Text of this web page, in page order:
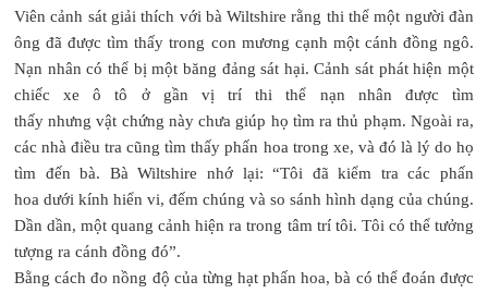
Viên cảnh sát giải thích với bà Wiltshire rằng thi thể một người đàn
ông đã được tìm thấy trong con mương cạnh một cánh đồng ngô.
Nạn nhân có thể bị một băng đảng sát hại. Cảnh sát phát hiện một
chiếc xe ô tô ở gần vị trí thi thể nạn nhân được tìm
thấy nhưng vật chứng này chưa giúp họ tìm ra thủ phạm. Ngoài ra,
các nhà điều tra cũng tìm thấy phấn hoa trong xe, và đó là lý do họ
tìm đến bà. Bà Wiltshire nhớ lại: “Tôi đã kiểm tra các phấn
hoa dưới kính hiển vi, đếm chúng và so sánh hình dạng của chúng.
Dần dần, một quang cảnh hiện ra trong tâm trí tôi. Tôi có thể tưởng
tượng ra cánh đồng đó”.
Bằng cách đo nồng độ của từng hạt phấn hoa, bà có thể đoán được